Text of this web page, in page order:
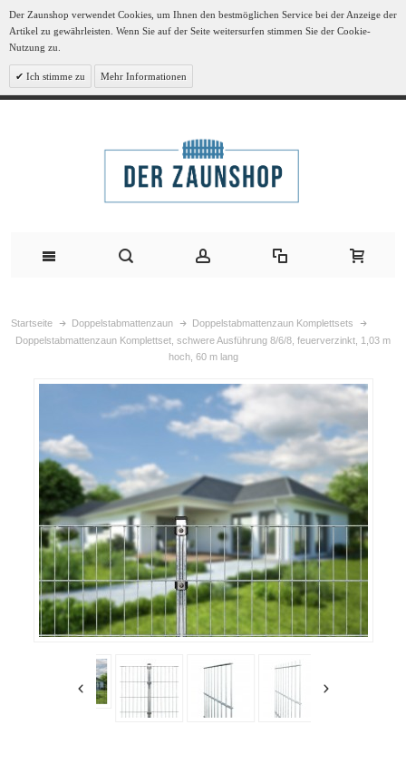
Der Zaunshop verwendet Cookies, um Ihnen den bestmöglichen Service bei der Anzeige der
Artikel zu gewährleisten. Wenn Sie auf der Seite weitersurfen stimmen Sie der Cookie-
Nutzung zu.
Ich stimme zu Mehr Informationen
Startseite Doppelstabmattenzaun
Doppelstabmattenzaun Komplettsets
Doppelstabmattenzaun Komplettset, schwere Ausführung 8/6/8, feuerverzinkt, 1,03 m
hoch, 60 m lang